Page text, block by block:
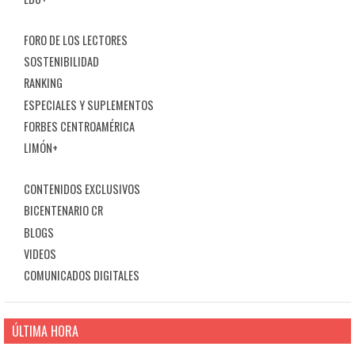
FORO DE LOS LECTORES
SOSTENIBILIDAD
RANKING
ESPECIALES Y SUPLEMENTOS
FORBES CENTROAMÉRICA
LIMÓN+
CONTENIDOS EXCLUSIVOS
BICENTENARIO CR
BLOGS
VIDEOS
COMUNICADOS DIGITALES
ÚLTIMA HORA